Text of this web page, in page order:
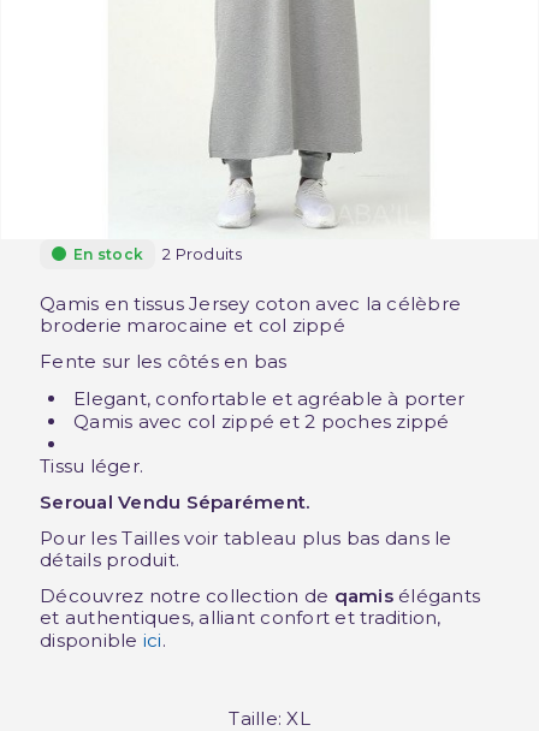
En stock 2 Produits
Qamis en tissus Jersey coton avec la célèbre
broderie marocaine et col zippé
Fente sur les côtés en bas
Elegant, confortable et agréable à porter
Qamis avec col zippé et 2 poches zippé
Tissu léger.
Seroual Vendu Séparément.
Pour les Tailles voir tableau plus bas dans le
détails produit.
Découvrez notre collection de qamisélégants
et authentiques, alliant confort et tradition,
disponible ici.
Taille: XL